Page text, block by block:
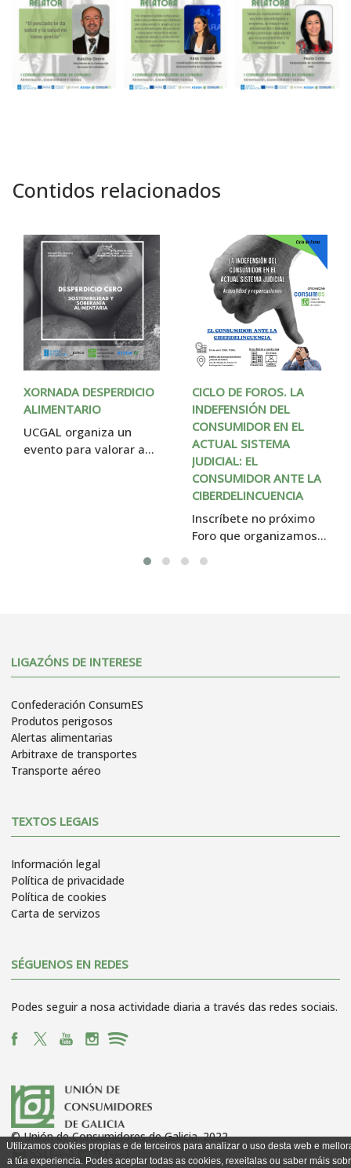
Utilizamos cookies propias e de terceiros para analizar o uso desta web e
a túa experiencia. Podes aceptar todas as cookies, rexeitalas ou saber máis
Contidos relacionados
XORNADA DESPERDICIO
ALIMENTARIO
UCGAL organiza un
evento para valorar as
CICLO DE FOROS. LA
INDEFENSIÓN DEL
CONSUMIDOR EN EL
ACTUAL SISTEMA
JUDICIAL: EL
CONSUMIDOR ANTE LA
CIBERDELINCUENCIA
Inscríbete no próximo
Foro que organizamos
ConsumES o día 25 de
LIGAZÓNS DE INTERESE
Confederación ConsumES
Produtos perigosos
Alertas alimentarias
Arbitraxe de transportes
Transporte aéreo
TEXTOS LEGAIS
Información legal
Política de privacidade
Política de cookies
Carta de servizos
SÉGUENOS EN REDES
Podes seguir a nosa actividade diaria a través das redes sociais.
© Unión de Consumidores de Galicia. 2022